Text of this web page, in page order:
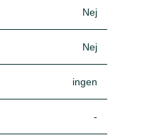
Nej
Nej
ingen
-